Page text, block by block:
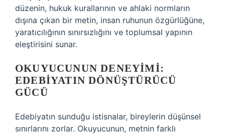
düzenin, hukuk kurallarının ve ahlaki normların
dışına çıkan bir metin, insan ruhunun özgürlüğüne,
yaratıcılığının sınırsızlığını ve toplumsal yapının
eleştirisini sunar.
OKUYUCUNUN DENEYIMI:
EDEBIYATIN DÖNÜŞTÜRÜCÜ
GÜCÜ
Edebiyatın sunduğu istisnalar, bireylerin düşünsel
sınırlarını zorlar. Okuyucunun, metnin farklı